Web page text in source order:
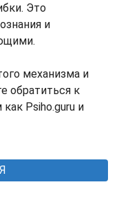
Это
и
механизма и
обратиться к
Psiho.guru и